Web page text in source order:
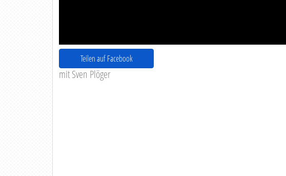
Teilen auf Facebook
mit Sven Plöger